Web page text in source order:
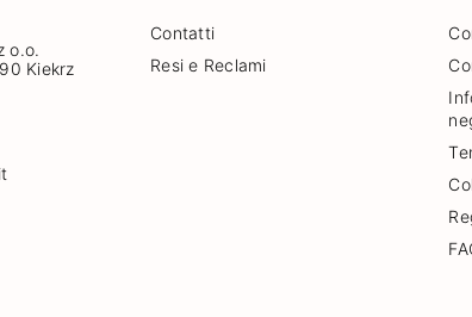
o.o.
Kiekrz
Contatti
Resi e Reclami